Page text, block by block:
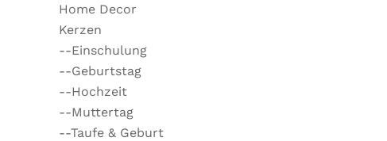
Home Decor
Kerzen
--Einschulung
--Geburtstag
--Hochzeit
--Muttertag
--Taufe & Geburt